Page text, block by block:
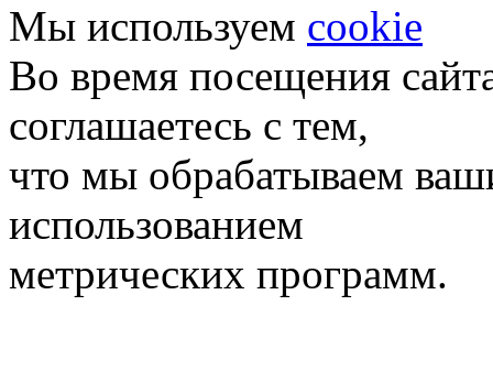
Мы используем cookie
Во время посещения
соглашаетесь с тем,
что мы обрабатываем
использованием
метрических программ.